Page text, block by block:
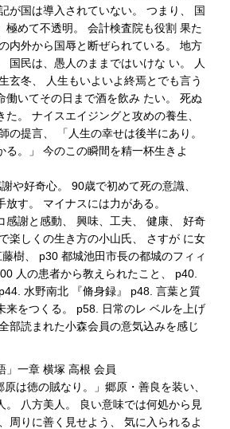
が国は導入されていない。 つまり、 国
極めて不透明。 会計検査院も役割 果た
内外から国辱と断ぜられている。 地方
国民は、愚人のままではいけな い。 人
玄冬、 人生もいよいよ終焉とでも言う
働いてその日まで酒を飲み たい。 死ぬ
。 ナイスエイジングと攻めの養生、
の提言、 「人生の幸せは後半にあり。
る。」 今のこの瞬間を精一杯生きよ
や好奇心。 90歳で初めて死の意識、
す。 マイナスには力がある。
感謝と感動、 興味、工夫、 健康、 好奇
楽しくの生き方の小山氏、 さすが に女
樹、 p30 都城池田市長の都城のフィィ
人の患者から教えられたこと、 p40.
水野南北 『脩身録』 p48. 言葉と質
来をつくる。 p58. 日常のレ ベルを上げ
部読まれた小森会員の意気込みを感じ
」一章 横塚 高根 会員
は徳の賊なり。」郷原・善良を装い、
。 八方美人。 良い意味では何処から見
周りに善く見せよう、 気に入られるよ